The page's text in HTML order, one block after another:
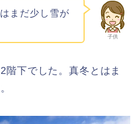
子供
まだ少し雪が
階下でした。真冬とはま